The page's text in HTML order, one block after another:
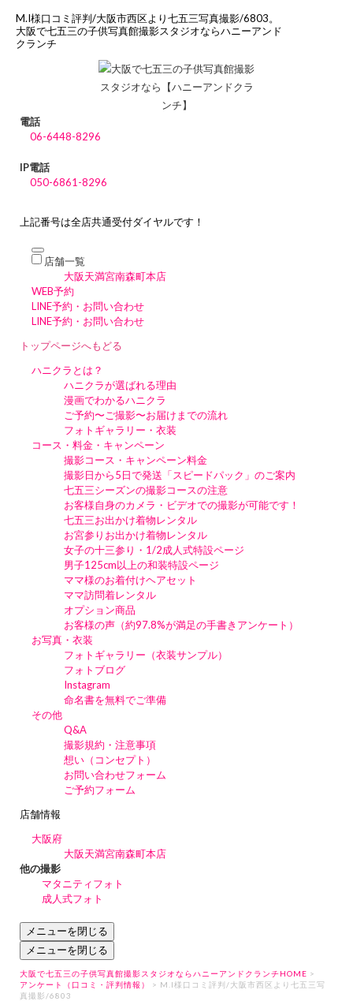
M.I様口コミ評判/大阪市西区より七五三写真撮影/6803。
大阪で七五三の子供写真館撮影スタジオならハニーアンド
クランチ
電話
06-6448-8296
IP電話
050-6861-8296
上記番号は全店共通受付ダイヤルです！
店舗一覧
大阪天満宮南森町本店
WEB予約
LINE予約・お問い合わせ
LINE予約・お問い合わせ
トップページへもどる
ハニクラとは？
ハニクラが選ばれる理由
漫画でわかるハニクラ
ご予約〜ご撮影〜お届けまでの流れ
フォトギャラリー・衣装
コース・料金・キャンペーン
撮影コース・キャンペーン料金
撮影日から5日で発送「スピードパック」のご案内
七五三シーズンの撮影コースの注意
お客様自身のカメラ・ビデオでの撮影が可能です！
七五三お出かけ着物レンタル
お宮参りお出かけ着物レンタル
女子の十三参り・1/2成人式特設ページ
男子125cm以上の和装特設ページ
ママ様のお着付けヘアセット
ママ訪問着レンタル
オプション商品
お客様の声（約97.8%が満足の手書きアンケート）
お写真・衣装
フォトギャラリー（衣装サンプル）
フォトブログ
Instagram
命名書を無料でご準備
その他
Q&A
撮影規約・注意事項
想い（コンセプト）
お問い合わせフォーム
ご予約フォーム
店舗情報
大阪府
大阪天満宮南森町本店
他の撮影
マタニティフォト
成人式フォト
メニューを閉じる
メニューを閉じる
大阪で七五三の子供写真館撮影スタジオならハニーアンドクランチHOME >
アンケート（口コミ・評判情報）
> M.I様口コミ評判/大阪市西区より七五三写
真撮影/6803